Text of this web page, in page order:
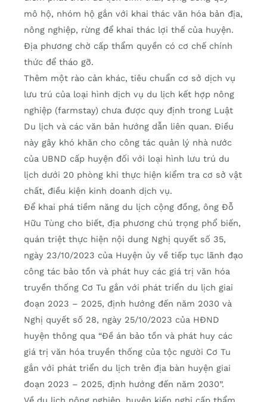
mô hộ, nhóm hộ gắn với khai thác văn hóa bản địa,
nông nghiệp, rừng để khai thác lợi thế của huyện.
Địa phương chờ cấp thẩm quyền có cơ chế chính
thức để tháo gỡ.
Thêm một rào cản khác, tiêu chuẩn cơ sở dịch vụ
lưu trú của loại hình dịch vụ du lịch kết hợp nông
nghiệp (farmstay) chưa được quy định trong Luật
Du lịch và các văn bản hướng dẫn liên quan. Điều
này gây khó khăn cho công tác quản lý nhà nước
của UBND cấp huyện đối với loại hình lưu trú du
lịch dưới 20 phòng khi thực hiện kiểm tra cơ sở vật
chất, điều kiện kinh doanh dịch vụ.
Để khai phá tiềm năng du lịch cộng đồng, ông Đỗ
Hữu Tùng cho biết, địa phương chú trọng phổ biến,
quán triệt thực hiện nội dung Nghị quyết số 35,
ngày 23/10/2023 của Huyện ủy về tiếp tục lãnh đạo
công tác bảo tồn và phát huy các giá trị văn hóa
truyền thống Cơ Tu gắn với phát triển du lịch giai
đoạn 2023 – 2025, định hướng đến năm 2030 và
Nghị quyết số 28, ngày 25/10/2023 của HĐND
huyện thông qua “Đề án bảo tồn và phát huy các
giá trị văn hóa truyền thống của tộc người Cơ Tu
gắn với phát triển du lịch trên địa bàn huyện giai
đoạn 2023 – 2025, định hướng đến năm 2030”.